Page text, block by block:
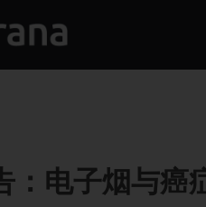
：电子烟与癌